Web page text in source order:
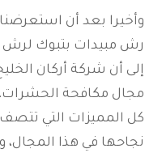
وأخيرا بعد أن
رش مبيدات بتبوك لرش
إلى أن شركة أركان
مجال مكافحة
كل المميزات التي تتصف
نجاحها في هذا المجال،